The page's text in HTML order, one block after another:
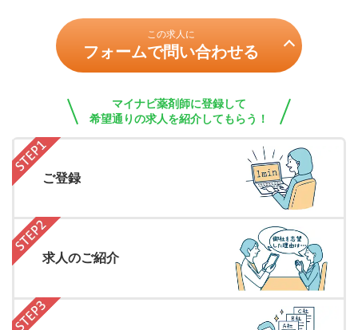
この求人に
フォームで問い合わせる
マイナビ薬剤師に登録して
希望通りの求人を紹介してもらう！
ご登録
求人のご紹介